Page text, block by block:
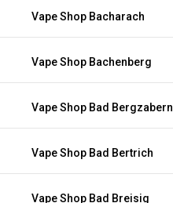
Vape Shop Bacharach
Vape Shop Bachenberg
Vape Shop Bad Bergzabern
Vape Shop Bad Bertrich
Vape Shop Bad Breisig